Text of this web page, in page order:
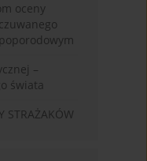
oceny
–
świata
STRAŻAKÓW